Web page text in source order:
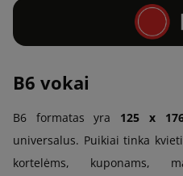
B6 vokai
B6 formatas yra 125 x
universalus. Puikiai tinka
kortelėms, kuponams,